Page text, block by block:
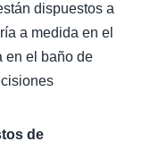
dispuestos a
a medida en el
en el baño de
de